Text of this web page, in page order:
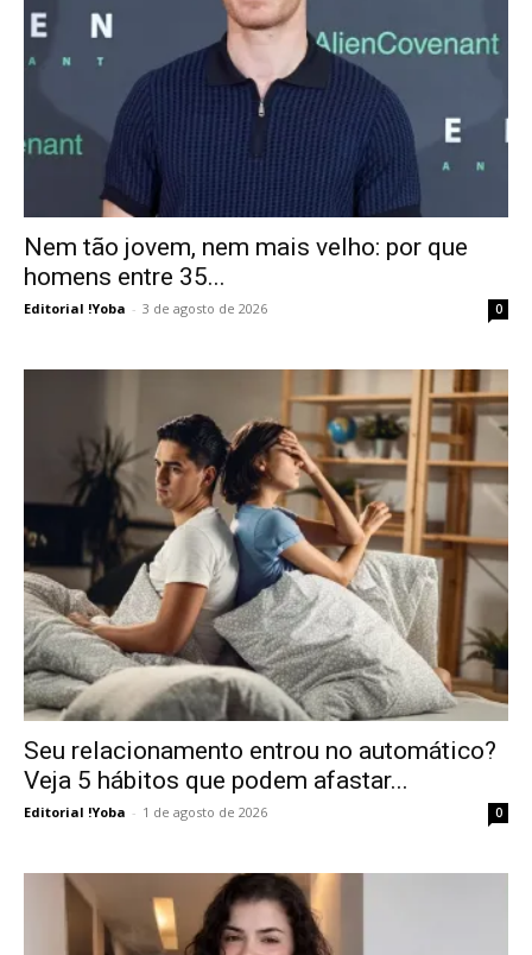
Nem tão jovem, nem mais velho: por que
homens entre 35...
Editorial !Yoba - 3 de agosto de 2026 0
Seu relacionamento entrou no automático?
Veja 5 hábitos que podem afastar...
Editorial !Yoba - 1 de agosto de 2026 0